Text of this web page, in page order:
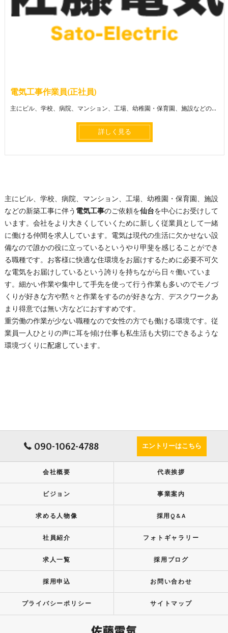
電気工事作業員(正社員)
主にビル、学校、病院、マンション、工場、幼稚園・保育園、施設などの新築工事が多いです（改修工事等もあります）※見習い期間あり
詳しく見る
主にビル、学校、病院、マンション、工場、幼稚園・保育園、施設
などの新築工事に伴う電気工事のご依頼を仙台を中心にお受けして
います。会社をより大きくしていくために新しく従業員として一緒
に働ける仲間を求人しています。電気は現代の生活に欠かせない設
備なので誰かの役に立っているというやり甲斐を感じることができ
る職種です。お客様に快適な住環境をお届けするために必要不可欠
な電気をお届けしているという誇りを持ちながら日々働いていま
す。細かい作業や集中して手先を使って行う作業も多いのでモノづ
くりが好きな方や黙々と作業をするのが好きな方、デスクワークあ
まり得意では無い方などにおすすめです。
重労働の作業が少ない職種なので女性の方でも働ける環境です。従
業員一人ひとりの声に耳を傾け仕事も私生活も大切にできるような
環境づくりに配慮しています。
090-1062-4788 エントリーはこちら
会社概要 代表挨拶
ビジョン 事業案内
求める人物像 採用Q&A
社員紹介 フォトギャラリー
求人一覧 採用ブログ
採用申込 お問い合わせ
プライバシーポリシー サイトマップ